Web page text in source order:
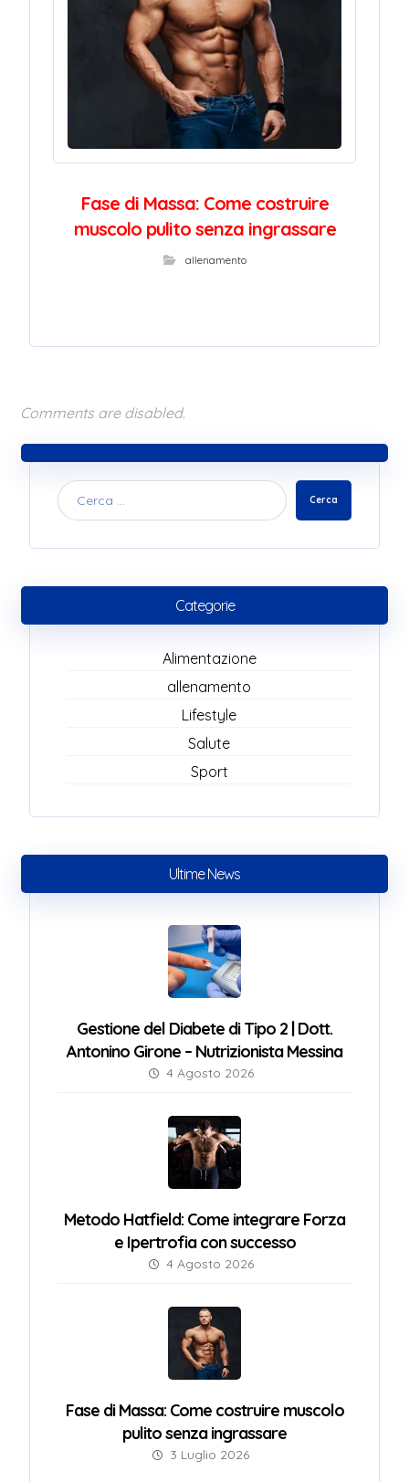
Fase di Massa: Come costruire
muscolo pulito senza ingrassare
allenamento
Comments are disabled.
Cerca
Categorie
Alimentazione
allenamento
Lifestyle
Salute
Sport
Ultime News
Gestione del Diabete di Tipo 2 | Dott.
Antonino Girone – Nutrizionista Messina
4 Agosto 2026
Metodo Hatfield: Come integrare Forza
e Ipertrofia con successo
4 Agosto 2026
Fase di Massa: Come costruire muscolo
pulito senza ingrassare
3 Luglio 2026